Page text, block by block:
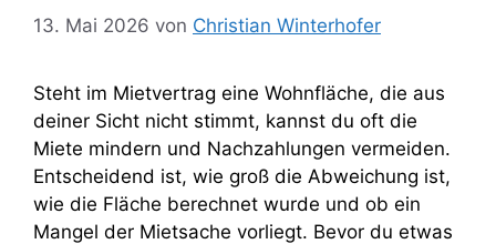
13. Mai 2026 von Christian Winterhofer
Steht im Mietvertrag eine Wohnfläche, die aus
deiner Sicht nicht stimmt, kannst du oft die
Miete mindern und Nachzahlungen vermeiden.
Entscheidend ist, wie groß die Abweichung ist,
wie die Fläche berechnet wurde und ob ein
Mangel der Mietsache vorliegt. Bevor du etwas